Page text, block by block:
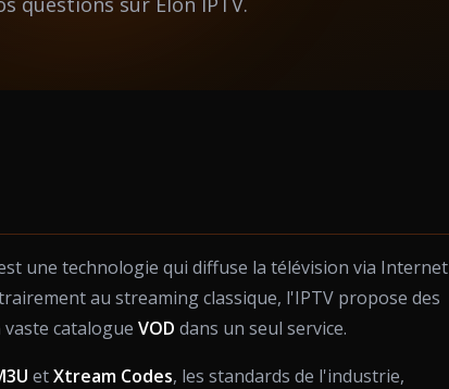
une technologie qui diffuse la télévision via Internet
au streaming classique, l'IPTV propose des
catalogue VOD dans un seul service.
etXtream Codes, les standards de l'industrie,